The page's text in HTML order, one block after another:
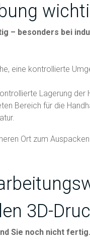
– besonders bei
eine kontrollierte
Lagerung der
Bereich für die
Ort zum
3D-
Sie noch nicht fertig.